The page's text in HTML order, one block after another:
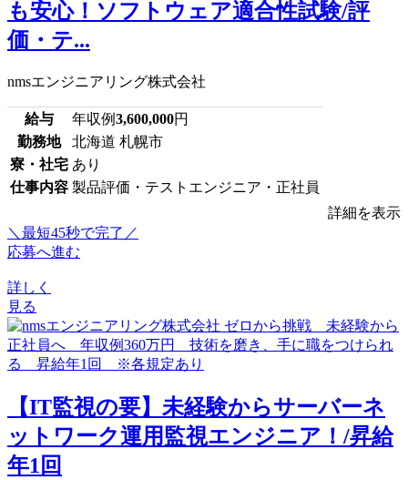
も安心！ソフトウェア適合性試験/評
価・テ...
nmsエンジニアリング株式会社
給与 年収例3,600,000円
勤務地
北海道 札幌市
寮・社宅 あり
仕事内容 製品評価・テストエンジニア・正社員
詳細を表示
＼最短45秒で完了／
応募へ進む
詳しく
見る
【IT監視の要】未経験からサーバーネ
ットワーク運用監視エンジニア！/昇給
年1回